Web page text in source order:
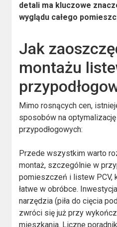
detali ma kluczowe
wyglądu całego
Jak
montażu
Mimo rosnących cen,
sposobów na
przypodłogowych:
Przede wszystkim warto
montaż, szczególnie w
pomieszczeń i listew PCV,
łatwe w obróbce.
narzędzia (piła do cięcia
zwróci się już przy
mieszkania. Liczne